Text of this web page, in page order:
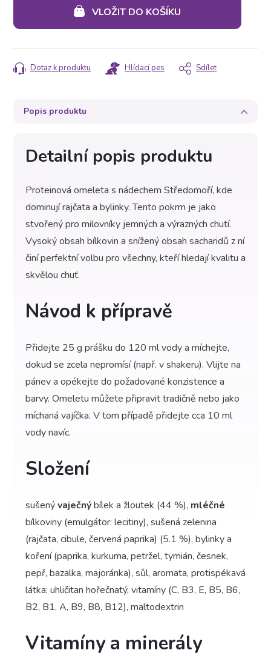
VLOŽIT DO KOŠÍKU
Dotaz k produktu Hlídací pes Sdílet
Popis produktu
Detailní popis produktu
Proteinová omeleta s nádechem Středomoří, kde
dominují rajčata a bylinky. Tento pokrm je jako
stvořený pro milovníky jemných a výrazných chutí.
Vysoký obsah bílkovin a snížený obsah sacharidů z ní
činí perfektní volbu pro všechny, kteří hledají kvalitu a
skvělou chuť.
Návod k přípravě
Přidejte 25 g prášku do 120 ml vody a míchejte,
dokud se zcela nepromísí (např. v shakeru). Vlijte na
pánev a opékejte do požadované konzistence a
barvy. Omeletu můžete připravit tradičně nebo jako
míchaná vajíčka. V tom případě přidejte cca 10 ml
vody navíc.
Složení
sušenývaječnýbílek a žloutek (44 %), mléčné
bílkoviny (emulgátor: lecitiny), sušená zelenina
(rajčata, cibule, červená paprika) (5.1 %), bylinky a
koření (paprika, kurkuma, petržel, tymián, česnek,
pepř, bazalka, majoránka), sůl, aromata, protispékavá
látka: uhličitan hořečnatý, vitamíny (C, B3, E, B5, B6,
B2, B1, A, B9, B8, B12), maltodextrin
Vitamíny a minerály